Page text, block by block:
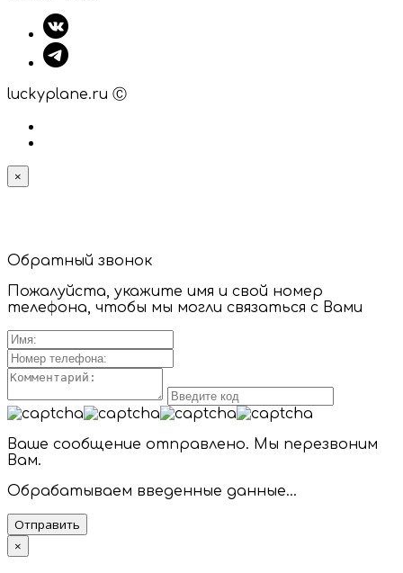
luckyplane.ru Ⓒ
×
Обратный звонок
Пожалуйста, укажите имя и свой номер
телефона, чтобы мы могли связаться с Вами
Ваше сообщение отправлено. Мы перезвоним
Вам.
Обрабатываем введенные данные...
Отправить
×